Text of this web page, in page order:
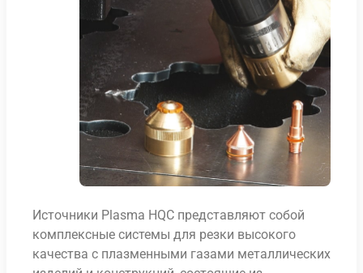
Источники Plasma HQC представляют собой
комплексные системы для резки высокого
качества с плазменными газами металлических